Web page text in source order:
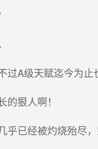
A级天赋迄今为止
狠人啊！
已经被灼烧殆尽